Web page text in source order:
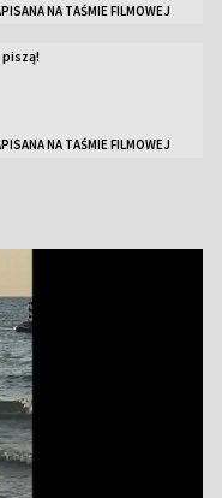
NA TAŚMIE FILMOWEJ
NA TAŚMIE FILMOWEJ